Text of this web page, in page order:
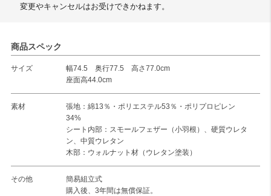
変更やキャンセルはお受けできかねます。
商品スペック
サイズ
幅74.5 奥行77.5 高さ77.0cm
座面高44.0cm
素材
張地：綿13％・ポリエステル53％・ポリプロピレン
34%
シート内部：スモールフェザー（小羽根）、硬質ウレタ
ン、中質ウレタン
木部：ウォルナット材（ウレタン塗装）
その他
簡易組立式
購入後、3年間は無償保証。